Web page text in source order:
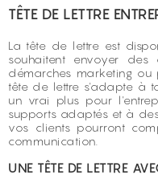
TÊTE DE LETTRE
La tête de lettre est
souhaitent envoyer
démarches marketing ou
tête de lettre s'adapte à
un vrai plus pour
supports adaptés et à
vos clients pourront
communication.
UNE TÊTE DE LETTRE